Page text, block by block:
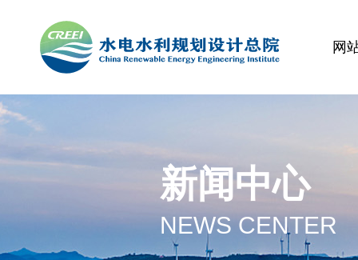
网
新闻中心
NEWS CENTER